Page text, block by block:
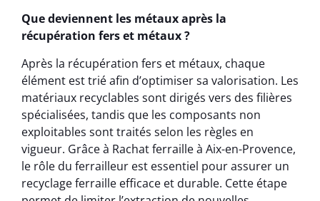
Que deviennent les métaux après la
récupération fers et métaux ?
Après la récupération fers et métaux, chaque
élément est trié afin d’optimiser sa valorisation. Les
matériaux recyclables sont dirigés vers des filières
spécialisées, tandis que les composants non
exploitables sont traités selon les règles en
vigueur. Grâce à Rachat ferraille à Aix-en-Provence,
le rôle du ferrailleur est essentiel pour assurer un
recyclage ferraille efficace et durable. Cette étape